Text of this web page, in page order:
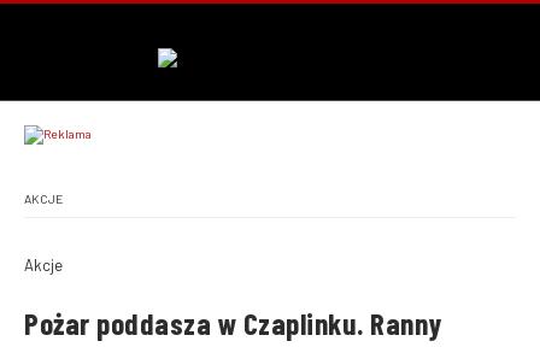
AKCJE
Akcje
Pożar poddasza w Czaplinku. Ranny